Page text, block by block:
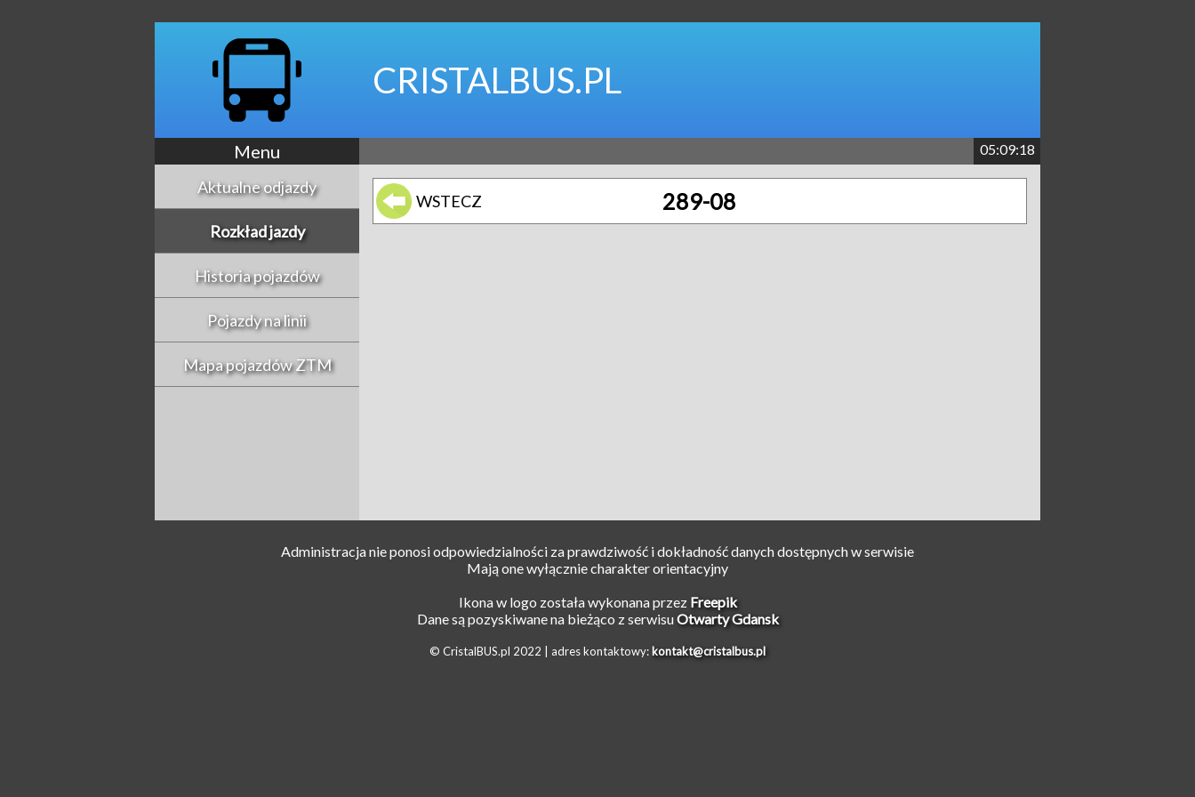
CRISTALBUS.PL
Menu 05:09:18
Aktualne odjazdy
Rozkład jazdy
Historia pojazdów
Pojazdy na linii
Mapa pojazdów ZTM
WSTECZ 289-08
Administracja nie ponosi odpowiedzialności za prawdziwość i dokładność danych dostępnych w serwisie
Mają one wyłącznie charakter orientacyjny
Ikona w logo została wykonana przez Freepik
Dane są pozyskiwane na bieżąco z serwisuOtwarty Gdansk
© CristalBUS.pl 2022 | adres kontaktowy: kontakt@cristalbus.pl